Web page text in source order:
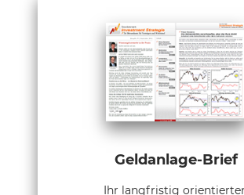
Geldanlage-Brief
Ihr langfristig orientierter